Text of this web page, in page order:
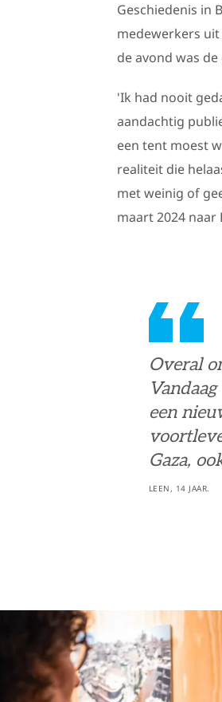
Geschiedenis in
medewerkers
de avond was
'Ik had nooit
aandachtig
een tent moest
realiteit die
met weinig of
maart 2024 naar
Overal
een
Gaza,
LEEN, 14 JAAR.